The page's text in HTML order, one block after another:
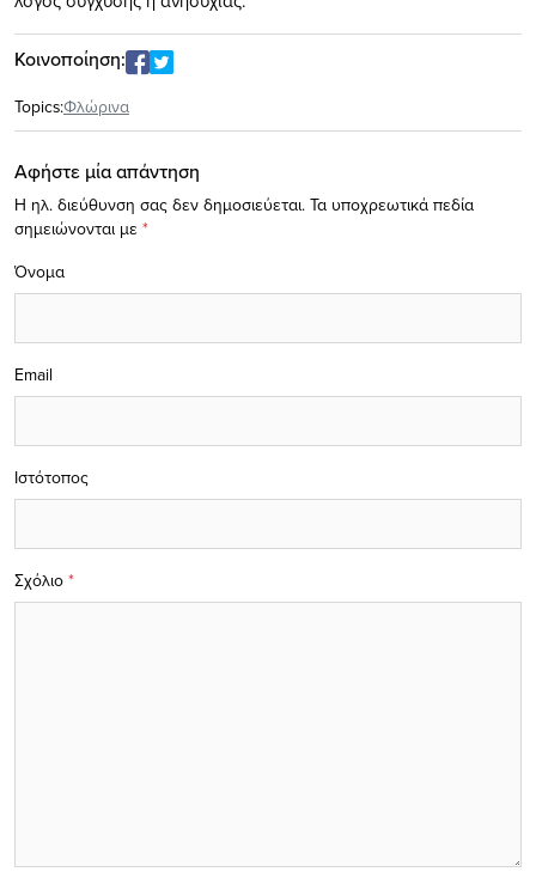
Κοινοποίηση:
Topics:Φλώρινα
Αφήστε μία απάντηση
Η ηλ. διεύθυνση σας δεν δημοσιεύεται. Τα υποχρεωτικά πεδία
σημειώνονται με *
Σχόλιο *
Όνομα
Email
Ιστότοπος